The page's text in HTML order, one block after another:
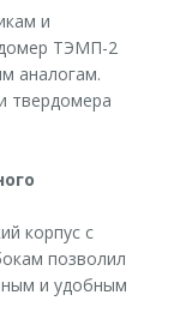
и
ТЭМП-2
аналогам.
твердомера
корпус с
позволил
и удобным